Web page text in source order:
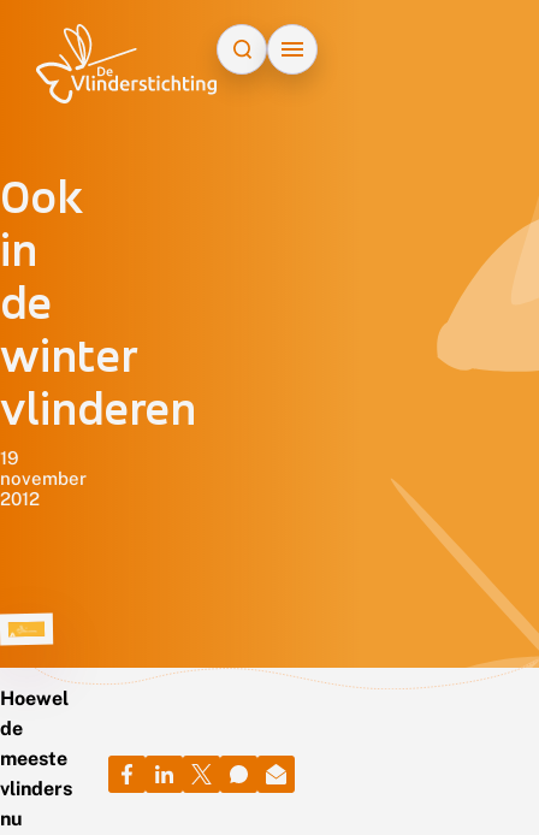
Ook
in
de
winter
vlinderen
19
november
2012
Hoewel
de
meeste
vlinders
nu